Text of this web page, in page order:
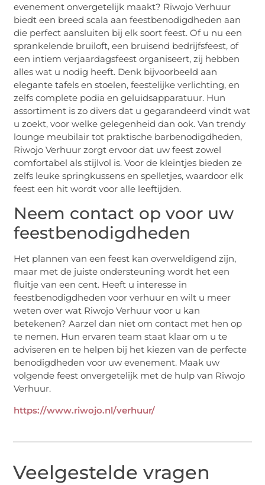
evenement onvergetelijk maakt? Riwojo Verhuur
biedt een breed scala aan feestbenodigdheden aan
die perfect aansluiten bij elk soort feest. Of u nu een
sprankelende bruiloft, een bruisend bedrijfsfeest, of
een intiem verjaardagsfeest organiseert, zij hebben
alles wat u nodig heeft. Denk bijvoorbeeld aan
elegante tafels en stoelen, feestelijke verlichting, en
zelfs complete podia en geluidsapparatuur. Hun
assortiment is zo divers dat u gegarandeerd vindt wat
u zoekt, voor welke gelegenheid dan ook. Van trendy
lounge meubilair tot praktische barbenodigdheden,
Riwojo Verhuur zorgt ervoor dat uw feest zowel
comfortabel als stijlvol is. Voor de kleintjes bieden ze
zelfs leuke springkussens en spelletjes, waardoor elk
feest een hit wordt voor alle leeftijden.
Neem contact op voor uw
feestbenodigdheden
Het plannen van een feest kan overweldigend zijn,
maar met de juiste ondersteuning wordt het een
fluitje van een cent. Heeft u interesse in
feestbenodigdheden voor verhuur en wilt u meer
weten over wat Riwojo Verhuur voor u kan
betekenen? Aarzel dan niet om contact met hen op
te nemen. Hun ervaren team staat klaar om u te
adviseren en te helpen bij het kiezen van de perfecte
benodigdheden voor uw evenement. Maak uw
volgende feest onvergetelijk met de hulp van Riwojo
Verhuur.
https://www.riwojo.nl/verhuur/
Veelgestelde vragen